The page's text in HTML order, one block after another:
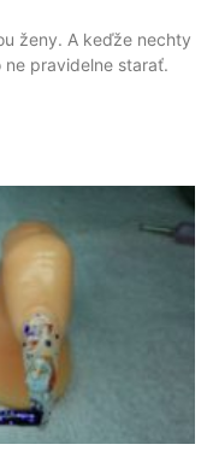
ženy. A keďže nechty
pravidelne starať.